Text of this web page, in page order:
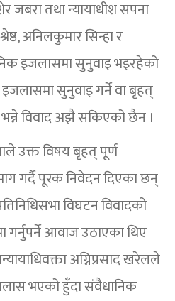
जबरा तथा न्यायाधीश सपना
अनिलकुमार सिन्हा र
इजलासमा सुनुवाइ भइरहेको
सुनुवाइ गर्ने वा बृहत्
विवाद अझै सकिएको छैन ।
उक्त विषय बृहत् पूर्ण
गर्दै पूरक निवेदन दिएका छन्
विघटन विवादको
आवाज उठाएका थिए
अग्निप्रसाद खरेलले
भएको हुँदा संंवैधानिक